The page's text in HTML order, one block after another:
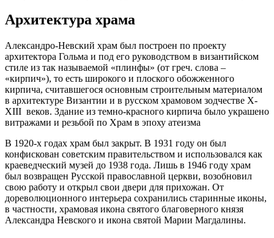
Архитектура храма
Александро-Невский храм был построен по проекту
архитектора Гольма и под его руководством в византийском
стиле из так называемой «плинфы» (от греч. слова –
«кирпич»), то есть широкого и плоского обожженного
кирпича, считавшегося основным строительным материалом
в архитектуре Византии и в русском храмовом зодчестве X-
XIII веков. Здание из темно-красного кирпича было украшено
витражами и резьбой по Храм в эпоху атеизма
В 1920-х годах храм был закрыт. В 1931 году он был
конфискован советским правительством и использовался как
краеведческий музей до 1938 года. Лишь в 1946 году храм
был возвращен Русской православной церкви, возобновил
свою работу и открыл свои двери для прихожан. От
дореволюционного интерьера сохранились старинные иконы,
в частности, храмовая икона святого благоверного князя
Александра Невского и икона святой Марии Магдалины.